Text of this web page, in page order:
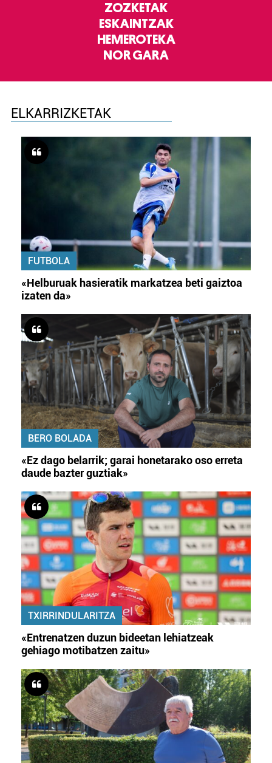
ZOZKETAK
ESKAINTZAK
HEMEROTEKA
NOR GARA
ELKARRIZKETAK
FUTBOLA
«Helburuak hasieratik markatzea beti gaiztoa
izaten da»
BERO BOLADA
«Ez dago belarrik; garai honetarako oso erreta
daude bazter guztiak»
TXIRRINDULARITZA
«Entrenatzen duzun bideetan lehiatzeak
gehiago motibatzen zaitu»